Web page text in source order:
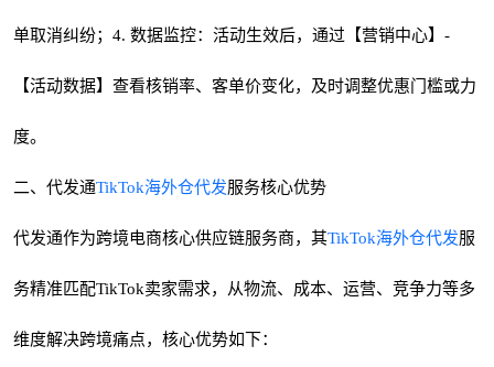
单取消纠纷；4. 数据监控：活动生效后，通过【营销中心】-
【活动数据】查看核销率、客单价变化，及时调整优惠门槛或力
度。
二、代发通TikTok海外仓代发服务核心优势
代发通作为跨境电商核心供应链服务商，其TikTok海外仓代发服
务精准匹配TikTok卖家需求，从物流、成本、运营、竞争力等多
维度解决跨境痛点，核心优势如下：